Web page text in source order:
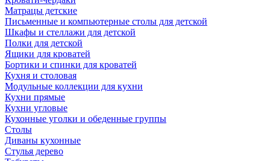
Матрацы детские
Письменные и компьютерные столы для детской
Шкафы и стеллажи для детской
Полки для детской
Ящики для кроватей
Бортики и спинки для кроватей
Кухня и столовая
Модульные коллекции для кухни
Кухни прямые
Кухни угловые
Кухонные уголки и обеденные группы
Столы
Диваны кухонные
Стулья дерево